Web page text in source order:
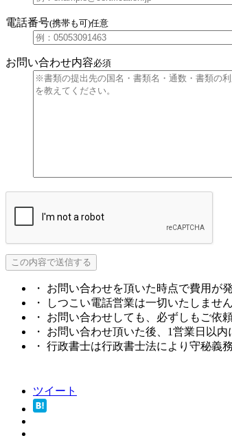
電話番号(携帯も可)任意
お問い合わせ内容必須
・ お問い合わせを頂いた時点で費用が
・ しつこい電話営業は一切いたしませ
・ お問い合わせしても、必ずしもご依
・ お問い合わせ頂いた後、1営業日以内
・ 行政書士は行政書士法により守秘義
ツイート